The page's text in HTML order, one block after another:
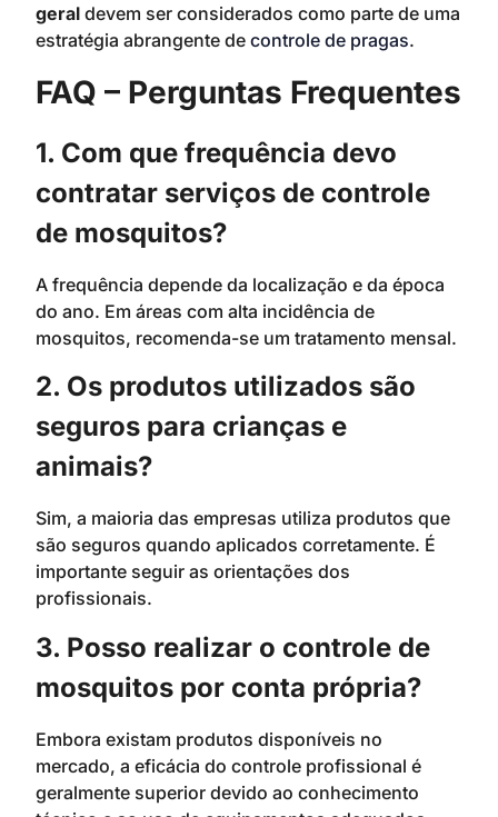
geral devem ser considerados como parte de uma
estratégia abrangente de controle de pragas.
FAQ – Perguntas Frequentes
1. Com que frequência devo
contratar serviços de controle
de mosquitos?
A frequência depende da localização e da época
do ano. Em áreas com alta incidência de
mosquitos, recomenda-se um tratamento mensal.
2. Os produtos utilizados são
seguros para crianças e
animais?
Sim, a maioria das empresas utiliza produtos que
são seguros quando aplicados corretamente. É
importante seguir as orientações dos
profissionais.
3. Posso realizar o controle de
mosquitos por conta própria?
Embora existam produtos disponíveis no
mercado, a eficácia do controle profissional é
geralmente superior devido ao conhecimento